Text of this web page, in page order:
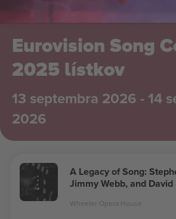
Eurovision Song
2025 lístkov
13 septembra 2026 - 14
2026
A Legacy of Song:
Jimmy Webb, and David
Wheeler Opera House